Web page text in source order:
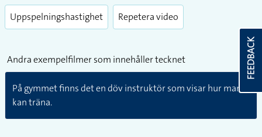
Uppspelningshastighet Repetera video
Andra exempelfilmer som innehåller tecknet
På gymmet finns det en döv instruktör som visar hur man
kan träna.
FEEDBACK